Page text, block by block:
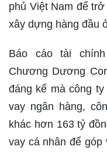
phủ Việt Nam để
xây dựng hàng đầu
Báo cáo tài
Chương Dương
đáng kể mà công
vay ngân hàng,
khác hơn 163 tỷ
vay cá nhân để